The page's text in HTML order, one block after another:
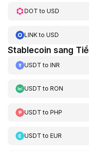
DOT to USD
LINKto USD
Stablecoin sang
USDT to INR
USDT to RON
USDT to PHP
USDT to EUR